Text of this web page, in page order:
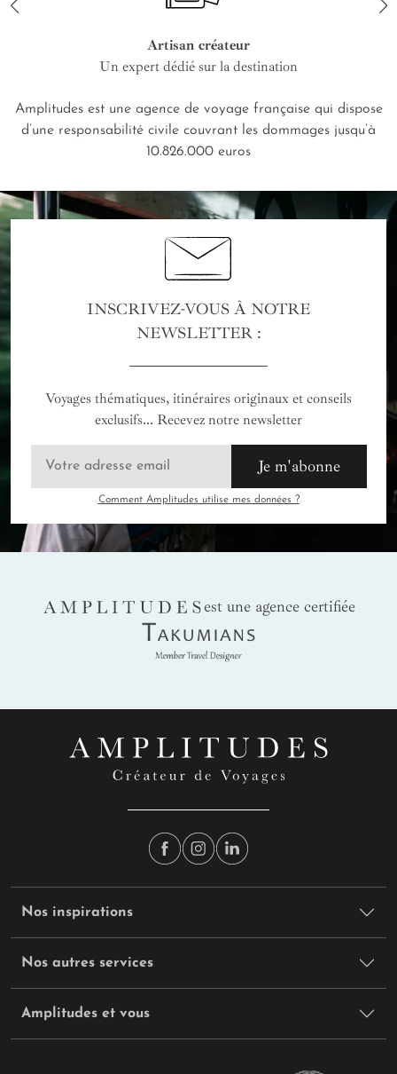
Artisan créateur
Un expert dédié sur la destination
Amplitudes est une agence de voyage française qui dispose
d’une responsabilité civile couvrant les dommages jusqu’à
10.826.000 euros
INSCRIVEZ-VOUS À NOTRE
NEWSLETTER :
Voyages thématiques, itinéraires originaux et conseils
exclusifs... Recevez notre newsletter
Je m'abonne
Comment Amplitudes utilise mes données ?
AMPLITUDES
est une agence certifiée
Takumians
Nos inspirations
Nos autres services
Amplitudes et vous